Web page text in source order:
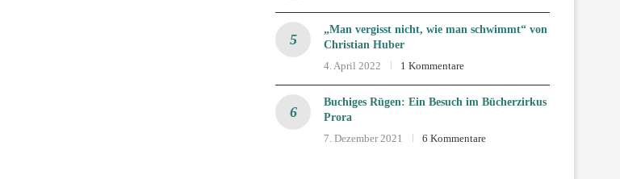
„Man vergisst nicht, wie man schwimmt“ von
Christian Huber
4. April 2022
1 Kommentare
Buchiges Rügen: Ein Besuch im Bücherzirkus
Prora
7. Dezember 2021
6 Kommentare